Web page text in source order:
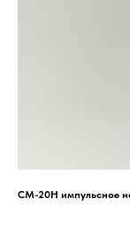
СМ-20Н импульсное